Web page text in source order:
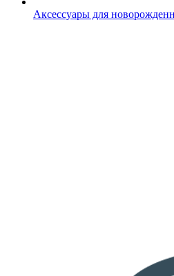
Аксессуары для